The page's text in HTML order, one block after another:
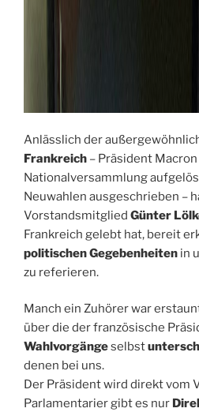
Anlässlich der
Frankreich – Präsident
Nationalversammlung
Neuwahlen ausgeschrieben –
Vorstandsmitglied Günter
Frankreich gelebt hat, bereit
politischen Gegebenheiten in
zu referieren.
Manch ein Zuhörer war
über die der französische
Wahlvorgängeselbst
denen bei uns.
Der Präsident wird direkt vom
Parlamentarier gibt es nur